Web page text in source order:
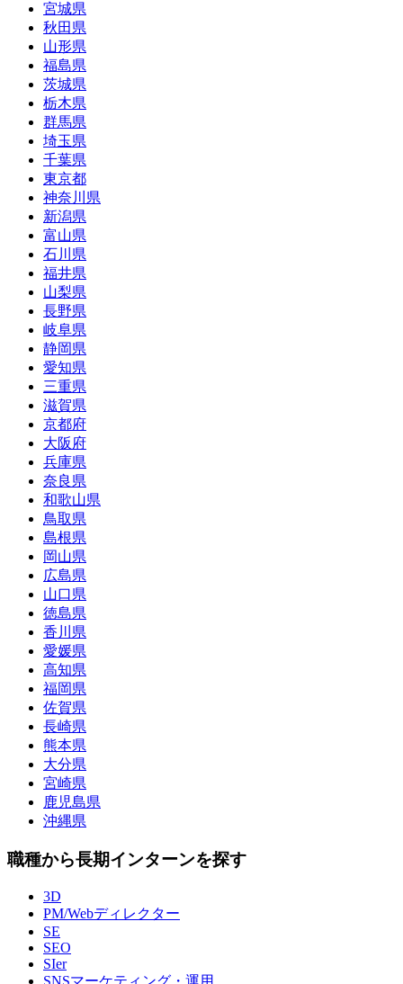
宮城県
秋田県
山形県
福島県
茨城県
栃木県
群馬県
埼玉県
千葉県
東京都
神奈川県
新潟県
富山県
石川県
福井県
山梨県
長野県
岐阜県
静岡県
愛知県
三重県
滋賀県
京都府
大阪府
兵庫県
奈良県
和歌山県
鳥取県
島根県
岡山県
広島県
山口県
徳島県
香川県
愛媛県
高知県
福岡県
佐賀県
長崎県
熊本県
大分県
宮崎県
鹿児島県
沖縄県
職種から長期インターンを探す
3D
PM/Webディレクター
SE
SEO
SIer
SNSマーケティング・運用